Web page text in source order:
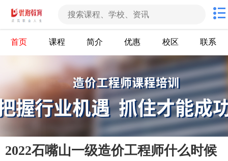
首页 课程 简介 优惠 校区 联系
2022石嘴山一级造价工程师什么时候